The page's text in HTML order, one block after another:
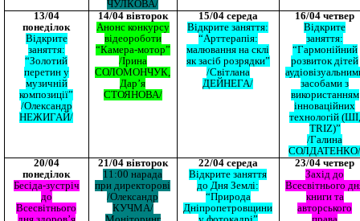
ЧУЛКОВА/
13/04
понеділок
Відкрите
заняття:
“Золотий
перетин у
музичній
композиції”
/Олександр
НЕЖИГАЙ/
14/04 вівторок
Анонс конкурсу
відеороботи
“Камера-мотор”
/Ірина
СОЛОМОНЧУК,
Дар’я
СТОЯНОВА/
15/04 середа
Відкрите заняття:
“Арттерапія:
малювання на склі
як засіб розрядки”
/Світлана
ДЕЙНЕГА/
16/04 четвер
Відкрите
заняття:
“Гармонійний
розвиток дітей
засобами з
використанням
інноваційних
технологій (ШІ,
TRIZ)”
/Галина
20/04
понеділок
Бесіда-зустріч
до
Всесвітнього
21/04 вівторок
11:00 нарада
при директорові
/Олександр
КУЧМА/
22/04 середа
Відкрите заняття
до Дня Землі:
“Природа
Дніпропетровщини
23/04 четвер
Захід до
Всесвітнього
книги та
авторського